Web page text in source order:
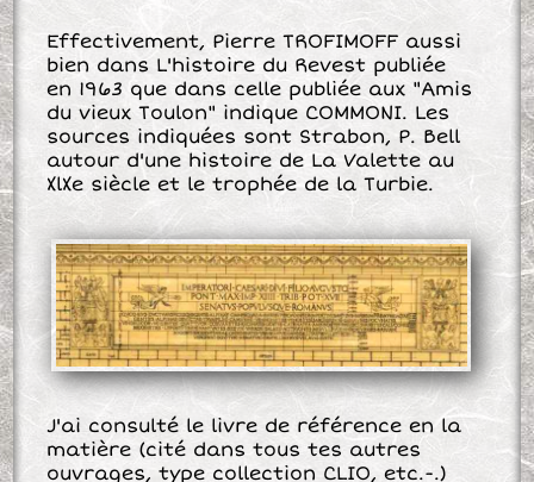
Effectivement, Pierre TROFIMOFF aussi
bien dans L'histoire du Revest publiée
en 1963 que dans celle publiée aux "Amis
du vieux Toulon" indique COMMONI. Les
sources indiquées sont Strabon, P. Bell
autour d'une histoire de La Valette au
XlXe siècle et le trophée de la Turbie.
J'ai consulté le livre de référence en la
matière (cité dans tous tes autres
ouvrages, type collection CLIO, etc.-.)